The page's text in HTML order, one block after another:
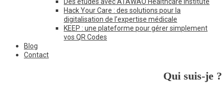
Hack Your Care : des solutions pour la
digitalisation de l’expertise médicale
KEEP : une plateforme pour gérer simplement
vos QR Codes
Blog
Contact
Qui suis-je ?